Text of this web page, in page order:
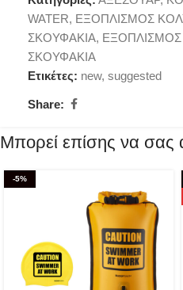
WATER, ΕΞΟΠΛΙΣΜΟΣ
ΣΚΟΥΦΑΚΙΑ, ΕΞΟΠΛΙΣΜΟΣ
ΣΚΟΥΦΑΚΙΑ
Ετικέτες: new, suggested
Share:
Μπορεί επίσης να σας
-5%